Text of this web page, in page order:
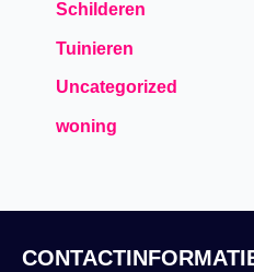
Schilderen
Tuinieren
Uncategorized
woning